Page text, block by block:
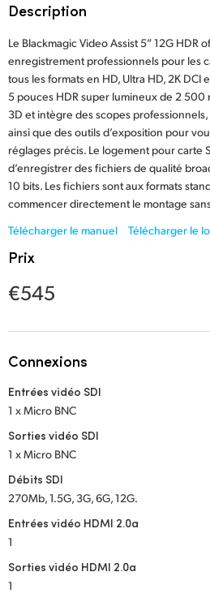
Italy
Japan
Korea
Mexico
Malaysia
Netherlands
Singapore
Sweden
Description
Le Blackmagic Video Assist 5” 12G HDR
enregistrement professionnels pour les
tous les formats en HD, Ultra HD, 2K DCI
5 pouces HDR super lumineux de 2 500
3D et intègre des scopes
ainsi que des outils d’exposition pour
réglages précis. Le logement pour carte
d’enregistrer des fichiers de qualité
10 bits. Les fichiers sont aux formats
commencer directement le montage
Télécharger le manuel
Télécharger le
Prix
€545
Connexions
Entrées vidéo SDI
1 x Micro BNC
Sorties vidéo SDI
1 x Micro BNC
Débits SDI
270Mb, 1.5G, 3G, 6G, 12G.
Entrées vidéo HDMI 2.0a
1
Sorties vidéo HDMI 2.0a
1